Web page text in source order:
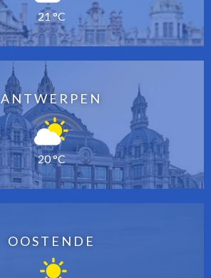
21 °C
ANTWERPEN
20 °C
OOSTENDE